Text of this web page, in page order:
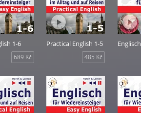
1-6
689 Kč
Practical English 1-5
485 Kč